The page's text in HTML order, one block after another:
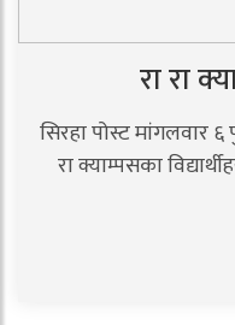
रा रा
सिरहा पोस्ट मांगलवार
रा क्याम्पसका